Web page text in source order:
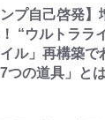
ンプ自己啓発
“ウルトララ
ル」再構築で
つの道具」とは